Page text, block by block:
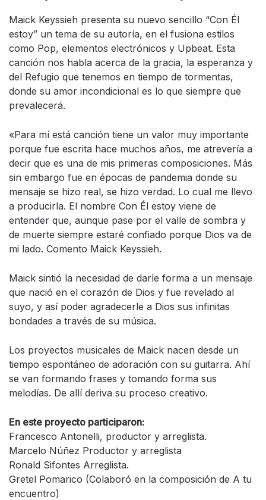
Maick Keyssieh presenta su nuevo sencillo “Con Él
estoy” un tema de su autoría, en el fusiona estilos
como Pop, elementos electrónicos y Upbeat. Esta
canción nos habla acerca de la gracia, la esperanza y
del Refugio que tenemos en tiempo de tormentas,
donde su amor incondicional es lo que siempre que
prevalecerá.
«Para mí está canción tiene un valor muy importante
porque fue escrita hace muchos años, me atrevería a
decir que es una de mis primeras composiciones. Más
sin embargo fue en épocas de pandemia donde su
mensaje se hizo real, se hizo verdad. Lo cual me llevo
a producirla. El nombre Con Él estoy viene de
entender que, aunque pase por el valle de sombra y
de muerte siempre estaré confiado porque Dios va de
mi lado. Comento Maick Keyssieh.
Maick sintió la necesidad de darle forma a un mensaje
que nació en el corazón de Dios y fue revelado al
suyo, y así poder agradecerle a Dios sus infinitas
bondades a través de su música.
Los proyectos musicales de Maick nacen desde un
tiempo espontáneo de adoración con su guitarra. Ahí
se van formando frases y tomando forma sus
melodías. De allí deriva su proceso creativo.
En este proyecto participaron:
Francesco Antonelli, productor y arreglista.
Marcelo Núñez Productor y arreglista
Ronald Sifontes Arreglista.
Gretel Pomarico (Colaboró en la composición de A tu
encuentro)